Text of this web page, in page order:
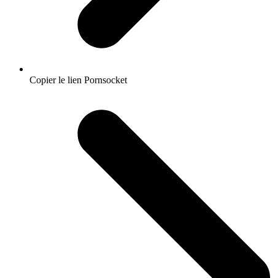
Copier le lien Pornsocket